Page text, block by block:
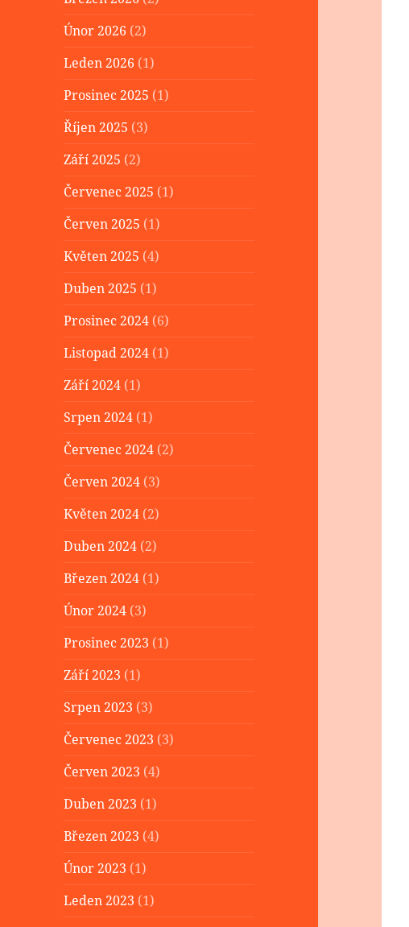
Únor 2026 (2)
Leden 2026 (1)
Prosinec 2025 (1)
Říjen 2025 (3)
Září 2025 (2)
Červenec 2025 (1)
Červen 2025 (1)
Květen 2025 (4)
Duben 2025 (1)
Prosinec 2024 (6)
Listopad 2024 (1)
Září 2024 (1)
Srpen 2024 (1)
Červenec 2024 (2)
Červen 2024 (3)
Květen 2024 (2)
Duben 2024 (2)
Březen 2024 (1)
Únor 2024 (3)
Prosinec 2023 (1)
Září 2023 (1)
Srpen 2023 (3)
Červenec 2023 (3)
Červen 2023 (4)
Duben 2023 (1)
Březen 2023 (4)
Únor 2023 (1)
Leden 2023 (1)